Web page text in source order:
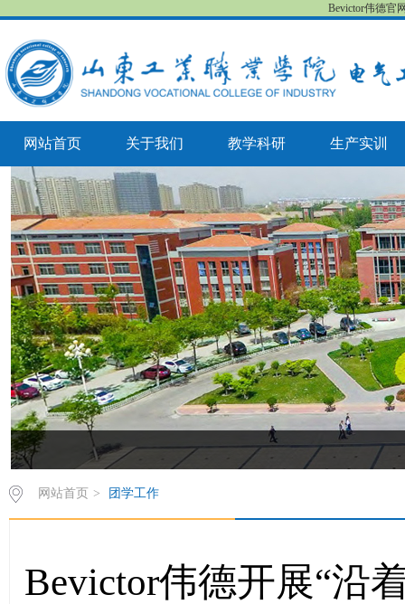
Bevictor伟德官
网站首页 关于我们 教学科研 生产实训
网站首页 > 团学工作
Bevictor伟德开展“沿